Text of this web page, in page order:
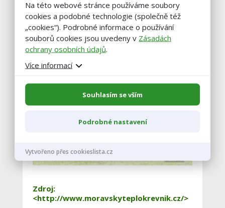
Foto č. 3 Moravský teplokrevník
Zdroj:
<http://www.moravskyteplokrevnik.cz/>
Na této webové stránce používáme soubory
cookies a podobné technologie (společně též
„cookies“). Podrobné informace o používání
souborů cookies jsou uvedeny v Zásadách
ochrany osobních údajů.
Více informací
Souhlasím se vším
Podrobné nastavení
Vytvořeno přes cookieslista.cz